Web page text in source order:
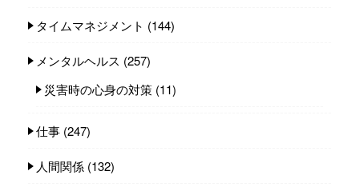
タイムマネジメント (144)
メンタルヘルス (257)
災害時の心身の対策 (11)
仕事 (247)
人間関係 (132)